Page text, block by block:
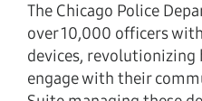
The Chicago Police
over 10,000 officers
devices, revolutionizing
engage with their